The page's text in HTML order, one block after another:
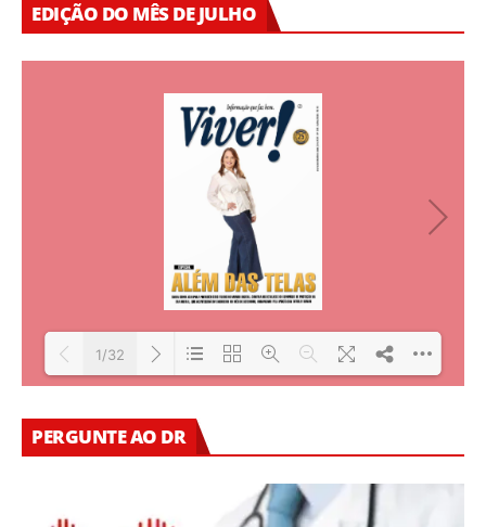
EDIÇÃO DO MÊS DE JULHO
Loading PDF 21% ...
1/32
PERGUNTE AO DR